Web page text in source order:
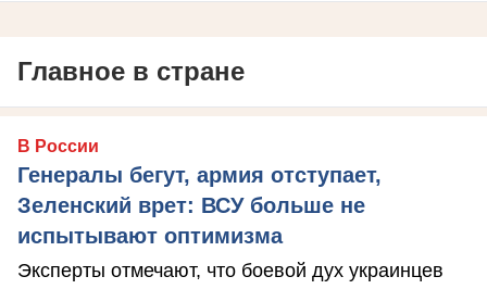
Главное в стране
В России
Генералы бегут, армия отступает,
Зеленский врет: ВСУ больше не
испытывают оптимизма
Эксперты отмечают, что боевой дух украинцев